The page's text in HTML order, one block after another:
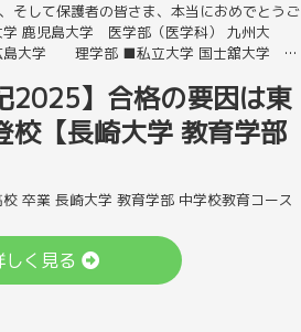
そして保護者の皆さま、本当におめでとうご
鹿児島大学 医学部（医学科） 九州大
学 理学部 ■私立大学 国士舘大学 政
2025】合格の要因は東
校【長崎大学 教育学部
卒業 長崎大学 教育学部 中学校教育コース
緊張していた私にアドバイスや勇気づける
張をほ […]
く見る